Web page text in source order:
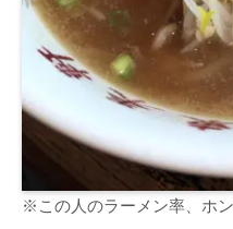
※この人のラーメン率、ホ